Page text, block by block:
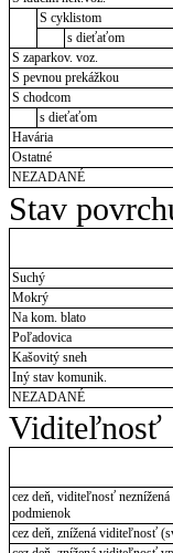
S cyklistom
s dieťaťom
S zaparkov. voz.
S pevnou prekážkou
S chodcom
s dieťaťom
Havária
Ostatné
NEZADANÉ
Stav
Suchý
Mokrý
Na kom. blato
Poľadovica
Kašovitý sneh
Iný stav komunik.
NEZADANÉ
Viditeľnosť
cez deň, viditeľnosť
podmienok
cez deň, znížená viditeľnosť